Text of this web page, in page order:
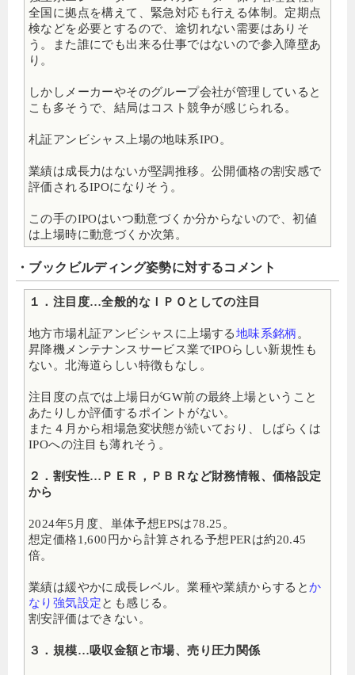
全国に拠点を構えて、緊急対応も行える体制。定期点
検などを必要とするので、途切れない需要はありそ
う。また誰にでも出来る仕事ではないので参入障壁あ
り。
しかしメーカーやそのグループ会社が管理していると
こも多そうで、結局はコスト競争が感じられる。
札証アンビシャス上場の地味系IPO。
業績は成長力はないが堅調推移。公開価格の割安感で
評価されるIPOになりそう。
この手のIPOはいつ動意づくか分からないので、初値
は上場時に動意づくか次第。
・ブックビルディング姿勢に対するコメント
１．注目度…全般的なＩＰＯとしての注目
地方市場札証アンビシャスに上場する地味系銘柄。
昇降機メンテナンスサービス業でIPOらしい新規性も
ない。北海道らしい特徴もなし。
注目度の点では上場日がGW前の最終上場ということ
あたりしか評価するポイントがない。
また４月から相場急変状態が続いており、しばらくは
IPOへの注目も薄れそう。
２．割安性…ＰＥＲ，ＰＢＲなど財務情報、価格設定
から
2024年5月度、単体予想EPSは78.25。
想定価格1,600円から計算される予想PERは約20.45
倍。
業績は緩やかに成長レベル。業種や業績からするとか
なり強気設定とも感じる。
割安評価はできない。
３．規模…吸収金額と市場、売り圧力関係